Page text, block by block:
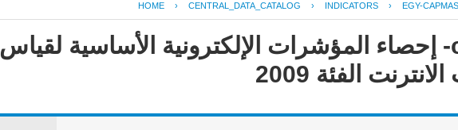
HOME › CENTRAL_DATA_CATALOG › INDICATORS › EGY-
جمهورية مصر العربية - -c- إحصاء المؤشرات الإلكترونية الأساسية لقياس
الفئة 2009